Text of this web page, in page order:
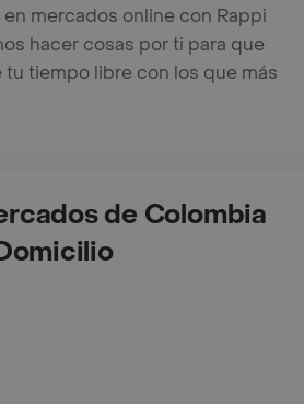
mercados online con Rappi
hacer cosas por ti para que
tiempo libre con los que más
de Colombia